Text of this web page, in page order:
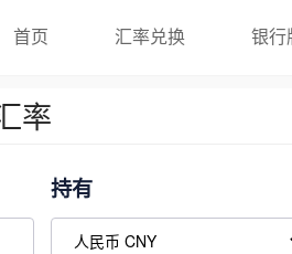
首页 汇率兑换 银行
率
持有